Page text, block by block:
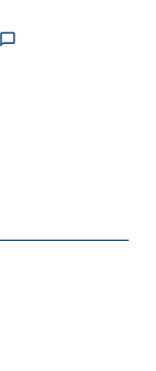
chat_bubble_outline